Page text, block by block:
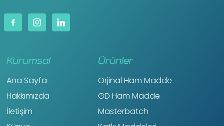
Kurumsal
Ana Sayfa
Hakkımızda
İletişim
Ürünler
Orjinal Ham Madde
GD Ham Madde
Masterbatch